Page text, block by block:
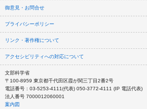
御意見・お問合せ
プライバシーポリシー
リンク・著作権について
アクセシビリティへの対応について
文部科学省
〒100-8959 東京都千代田区霞が関三丁目2番2号
電話番号：03-5253-4111(代表) 050-3772-4111 (IP 電話代表)
法人番号 7000012060001
案内図